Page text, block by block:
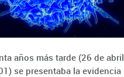
años más tarde (26 de abril
se presentaba la evidencia